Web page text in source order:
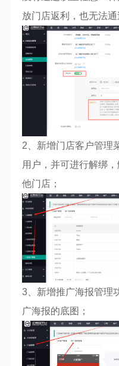
放门店返利，也无法通
2、新增门店客户管理
用户，并可进行解绑
他门店；
3、新增推广海报管理
广海报的底图；